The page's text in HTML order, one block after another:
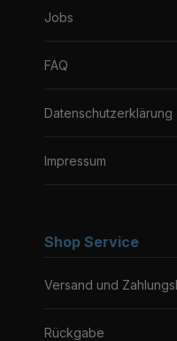
Jobs
FAQ
Datenschutzerklärung
Impressum
Shop Service
Versand und
Rückgabe